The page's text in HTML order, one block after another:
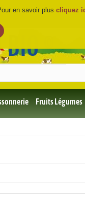
BIO
Fruits Légumes
en savoir plus cliquez